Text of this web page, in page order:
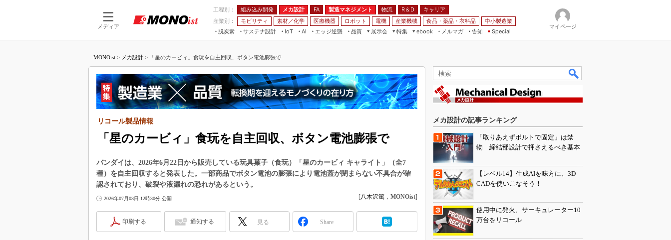
メディア
工程別： 組み込み開発 メカ設計 FA 製造マネジメント 物流 R＆D
キャリア
産業別：
モビリティ 素材／化学 医療機器 ロボット 電機 産業機械 食品・薬品・衣料品
中小製造業
脱炭素
サステナ設計
IoT
つながる工場
つながるサービス
AI
AI×設備保全
Physical AI
エッジ逆襲 品質
展示会
JIMTOF
組込み/エッジ コンピューティング
展＆IoT/5Gソリューション展
IIFES
国際ロボット展
TECHNO-FRONTIER
スマート工場EXPO
AUTOMOTIVE WORLD
産業オープンネット展
特集
5G
VR／AR
フィールドサービス
組み込み画像技術
Windows Embedded
無償設計ツール
3Dプリンタ
ebook
製造マネジメント
FA
モビリティ
メルマガ
告知 Special
マイページ
MONOist > メカ設計 > 「星のカービィ」食玩を自主回収、ボタン電池膨張で...
「星のカービィ」食玩を自主回収、ボタン電池膨張で
リコール製品情報
バンダイは、2026年6月22日から販売している玩具菓子（食玩）「星のカービィ キャライト」（全7
種）を自主回収すると発表した。一部商品でボタン電池の膨張により電池蓋が閉まらない不具合が確
認されており、破裂や液漏れの恐れがあるという。
2026年07月03日 12時30分 公開 [八木沢篤 ， MONOist]
印刷する 通知する 見る Share
メカ設計の記事ランキング
「取りあえずボルトで固定」は禁
物 締結部設計で押さえるべき基本
【レベル14】生成AIを味方に、3D
CADを使いこなそう！
使用中に発火、サーキュレーター10
万台をリコール